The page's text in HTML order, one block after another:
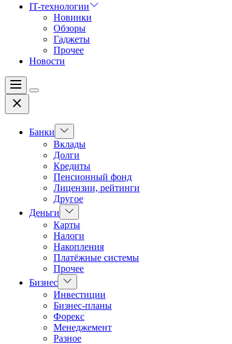
IT-технологии
Новинки
Обзоры
Гаджеты
Прочее
Новости
Меню
Цвет
Закрыть
Банки
Показать
подменю
Вклады
Долги
Кредиты
Пенсионный фонд
Лицензии, рейтинги
Другое
Деньги
Показать
подменю
Карты
Налоги
Накопления
Платёжные системы
Прочее
Бизнес Показать
подменю
Инвестиции
Бизнес-планы
Форекс
Менеджемент
Разное